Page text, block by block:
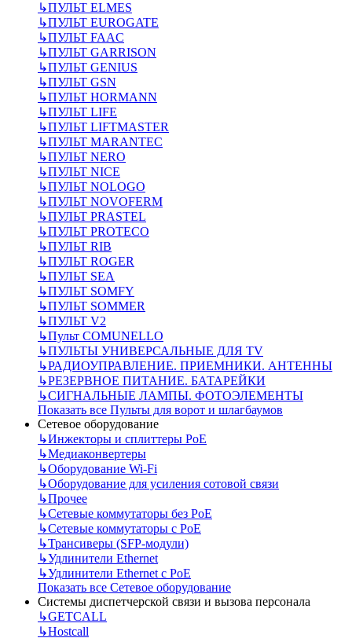
↳ПУЛЬТ ELMES
↳ПУЛЬТ EUROGATE
↳ПУЛЬТ FAAC
↳ПУЛЬТ GARRISON
↳ПУЛЬТ GENIUS
↳ПУЛЬТ GSN
↳ПУЛЬТ HORMANN
↳ПУЛЬТ LIFE
↳ПУЛЬТ LIFTMASTER
↳ПУЛЬТ MARANTEC
↳ПУЛЬТ NERO
↳ПУЛЬТ NICE
↳ПУЛЬТ NOLOGO
↳ПУЛЬТ NOVOFERM
↳ПУЛЬТ PRASTEL
↳ПУЛЬТ PROTECO
↳ПУЛЬТ RIB
↳ПУЛЬТ ROGER
↳ПУЛЬТ SEA
↳ПУЛЬТ SOMFY
↳ПУЛЬТ SOMMER
↳ПУЛЬТ V2
↳Пульт СOMUNELLO
↳ПУЛЬТЫ УНИВЕРСАЛЬНЫЕ ДЛЯ TV
↳РАДИОУПРАВЛЕНИЕ. ПРИЕМНИКИ. АНТЕННЫ
↳РЕЗЕРВНОЕ ПИТАНИЕ. БАТАРЕЙКИ
↳СИГНАЛЬНЫЕ ЛАМПЫ. ФОТОЭЛЕМЕНТЫ
Показать все Пульты для ворот и шлагбаумов
Сетевое оборудование
↳Инжекторы и сплиттеры РоЕ
↳Медиаконвертеры
↳Оборудование Wi-Fi
↳Оборудование для усиления сотовой связи
↳Прочее
↳Сетевые коммутаторы без РоЕ
↳Сетевые коммутаторы с РоЕ
↳Трансиверы (SFP-модули)
↳Удлинители Ethernet
↳Удлинители Ethernet с PoE
Показать все Сетевое оборудование
Системы диспетчерской связи и вызова персонала
↳GETCALL
↳Hostcall